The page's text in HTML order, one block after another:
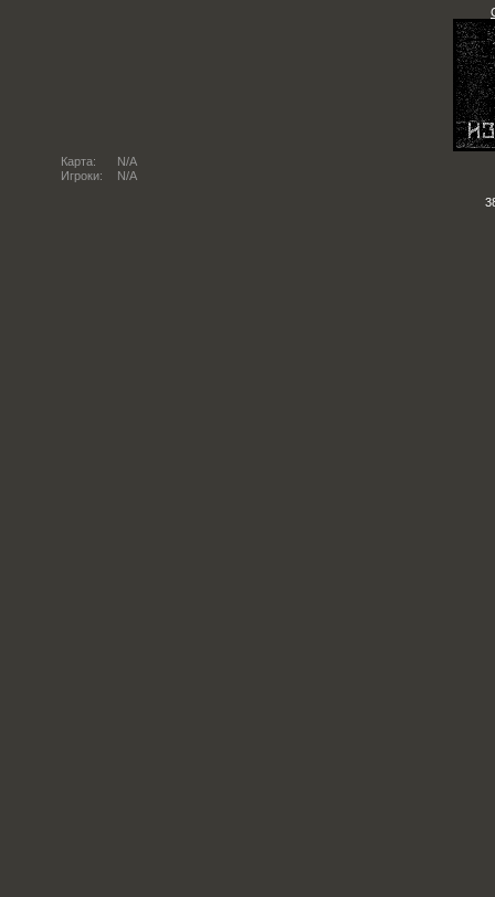
Карта:
N/A
Игроки:
N/A